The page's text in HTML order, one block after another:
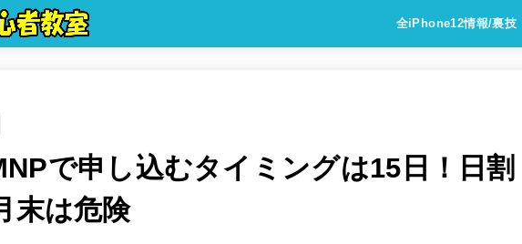
全iPhone12情報/裏技
で申し込むタイミングは15日！日割
末は危険